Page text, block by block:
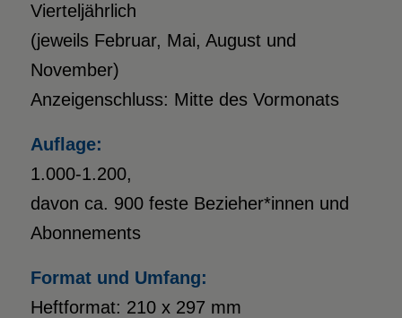
Vierteljährlich
(jeweils Februar, Mai, August und
November)
Anzeigenschluss: Mitte des Vormonats
Auflage:
1.000-1.200,
davon ca. 900 feste Bezieher*innen und
Abonnements
Format und Umfang:
Heftformat: 210 x 297 mm